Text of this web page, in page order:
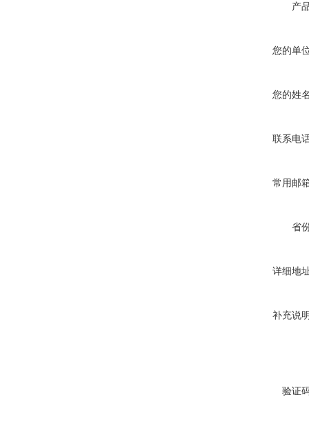
产
您的单
您的姓
联系电
常用邮
省
详细地
补充说
验证